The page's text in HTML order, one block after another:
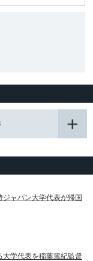
ャパン大学代表が帰国
学代表を稲葉篤紀監督